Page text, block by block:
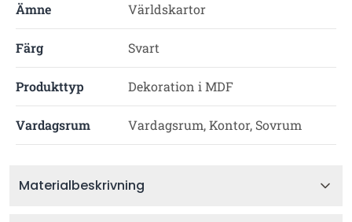
Ämne Världskartor
Färg Svart
Produkttyp Dekoration i MDF
Vardagsrum Vardagsrum, Kontor, Sovrum
Materialbeskrivning